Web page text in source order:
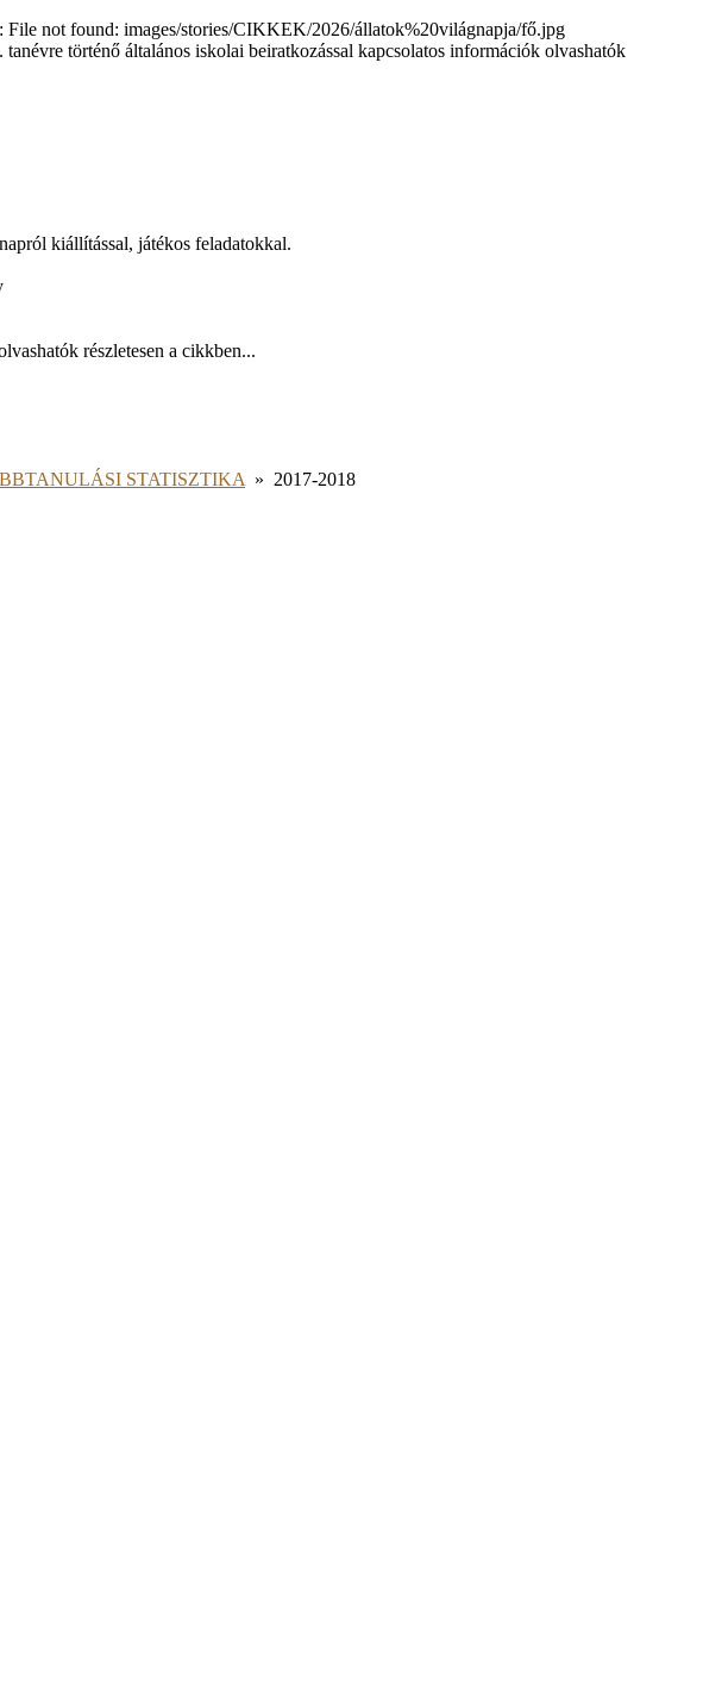
not found: images/stories/CIKKEK/2026/állatok%20világnapja/fő.jpg
tanévre történő általános iskolai beiratkozással kapcsolatos információk olvashatók
kiállítással, játékos feladatokkal.
részletesen a cikkben...
STATISZTIKA » 2017-2018